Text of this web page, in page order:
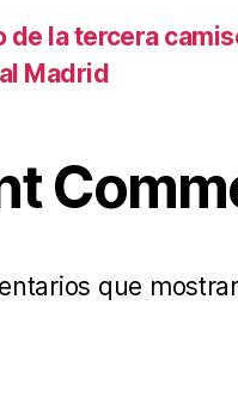
de la tercera
Madrid
que